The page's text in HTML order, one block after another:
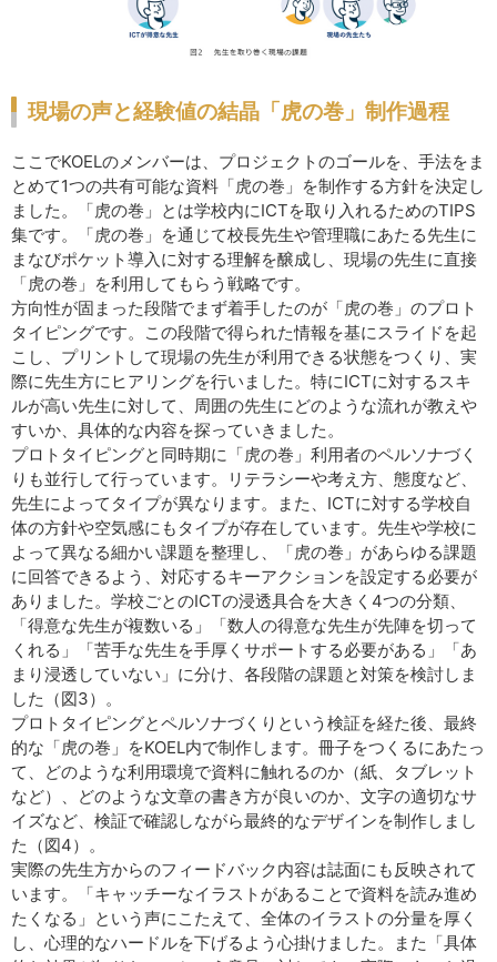
現場の声と経験値の結晶「虎の巻」制作過程
ここでKOELのメンバーは、プロジェクトのゴールを、手法をま
とめて1つの共有可能な資料「虎の巻」を制作する方針を決定し
ました。「虎の巻」とは学校内にICTを取り入れるためのTIPS
集です。「虎の巻」を通じて校長先生や管理職にあたる先生に
まなびポケット導入に対する理解を醸成し、現場の先生に直接
「虎の巻」を利用してもらう戦略です。
方向性が固まった段階でまず着手したのが「虎の巻」のプロト
タイピングです。この段階で得られた情報を基にスライドを起
こし、プリントして現場の先生が利用できる状態をつくり、実
際に先生方にヒアリングを行いました。特にICTに対するスキ
ルが高い先生に対して、周囲の先生にどのような流れが教えや
すいか、具体的な内容を探っていきました。
プロトタイピングと同時期に「虎の巻」利用者のペルソナづく
りも並行して行っています。リテラシーや考え方、態度など、
先生によってタイプが異なります。また、ICTに対する学校自
体の方針や空気感にもタイプが存在しています。先生や学校に
よって異なる細かい課題を整理し、「虎の巻」があらゆる課題
に回答できるよう、対応するキーアクションを設定する必要が
ありました。学校ごとのICTの浸透具合を大きく4つの分類、
「得意な先生が複数いる」「数人の得意な先生が先陣を切って
くれる」「苦手な先生を手厚くサポートする必要がある」「あ
まり浸透していない」に分け、各段階の課題と対策を検討しま
した（図3）。
プロトタイピングとペルソナづくりという検証を経た後、最終
的な「虎の巻」をKOEL内で制作します。冊子をつくるにあたっ
て、どのような利用環境で資料に触れるのか（紙、タブレット
など）、どのような文章の書き方が良いのか、文字の適切なサ
イズなど、検証で確認しながら最終的なデザインを制作しまし
た（図4）。
実際の先生方からのフィードバック内容は誌面にも反映されて
います。「キャッチーなイラストがあることで資料を読み進め
たくなる」という声にこたえて、全体のイラストの分量を厚く
し、心理的なハードルを下げるよう心掛けました。また「具体